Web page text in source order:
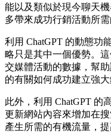
能以及類似於現今聊天
多帶來成功行銷活動所
利用 ChatGPT 的動態功
略只是其中一個優勢。
交媒體活動的數據，幫
的有關如何成功建立強
此外，利用 ChatGPT 的
更新網站內容來增加在
產生所需的有機流量，